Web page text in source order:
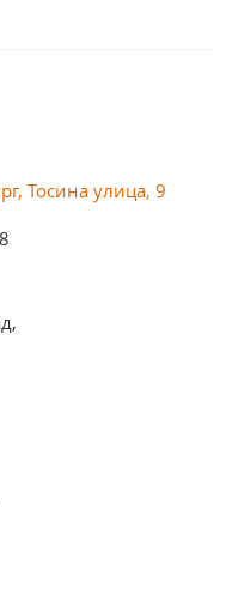
Тосина улица, 9